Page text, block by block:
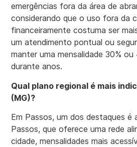
emergências fora da área de
considerando que o uso fora da
financeiramente costuma ser
um atendimento pontual ou
manter uma mensalidade 30% ou
durante anos.
Qual plano regional é mais
(MG)?
Em Passos, um dos destaques é
Passos, que oferece uma rede
cidade, mensalidades mais